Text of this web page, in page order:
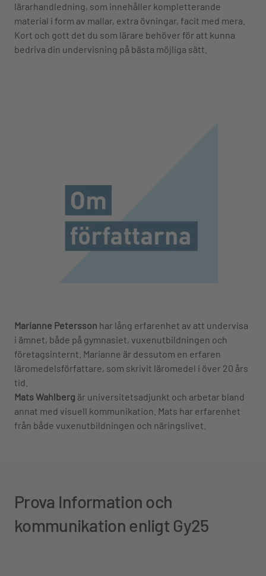
lärarhandledning, som innehåller kompletterande
material i form av mallar, extra övningar, facit med mera.
Kort och gott det du som lärare behöver för att kunna
bedriva din undervisning på bästa möjliga sätt.
Marianne Petersson har lång erfarenhet av att undervisa
i ämnet, både på gymnasiet, vuxenutbildningen och
företagsinternt. Marianne är dessutom en erfaren
läromedelsförfattare, som skrivit läromedel i över 20 års
tid.
Mats Wahlberg är universitetsadjunkt och arbetar bland
annat med visuell kommunikation. Mats har erfarenhet
från både vuxenutbildningen och näringslivet.
Prova Information och
kommunikation enligt Gy25